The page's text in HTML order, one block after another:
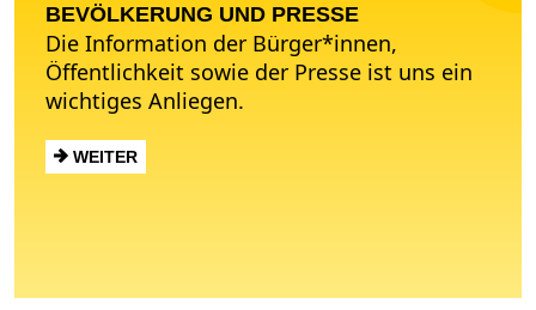
BEVÖLKERUNG UND PRESSE
Die Information der Bürger*innen,
Öffentlichkeit sowie der Presse ist uns ein
wichtiges Anliegen.
WEITER